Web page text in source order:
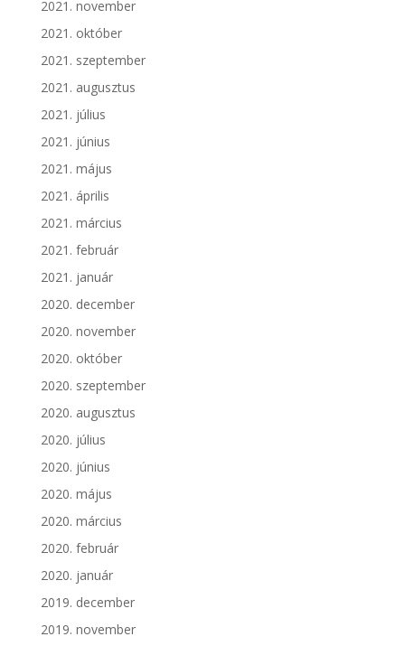
2021. november
2021. október
2021. szeptember
2021. augusztus
2021. július
2021. június
2021. május
2021. április
2021. március
2021. február
2021. január
2020. december
2020. november
2020. október
2020. szeptember
2020. augusztus
2020. július
2020. június
2020. május
2020. március
2020. február
2020. január
2019. december
2019. november